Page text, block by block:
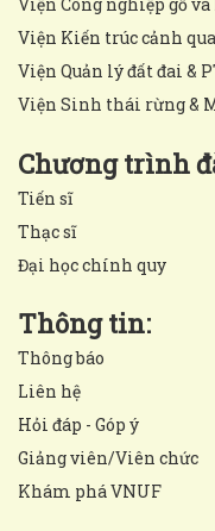
Viện Công nghiệp gỗ
Viện Kiến trúc cảnh
Viện Quản lý đất đai &
Viện Sinh thái rừng &
Chương trình
Tiến sĩ
Thạc sĩ
Đại học chính quy
Thông tin:
Thông báo
Liên hệ
Hỏi đáp - Góp ý
Giảng viên/Viên chức
Khám phá VNUF